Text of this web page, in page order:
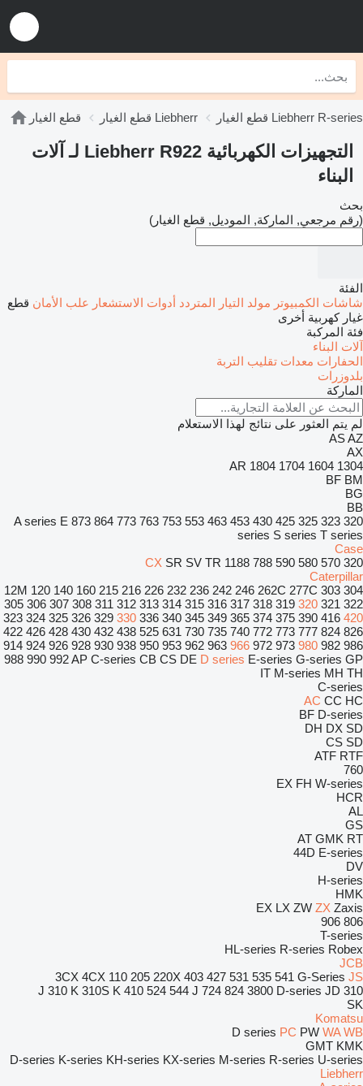
قطع الغيار قطع الغيار Liebherr قطع الغيار Liebherr R-series
التجهيزات الكهربائية Liebherr R922 لـ آلات
البناء
بحث
(رقم مرجعي, الماركة, الموديل, قطع الغيار)
الفئة
شاشات الكمبيوتر مولد التيار المتردد أدوات الاستشعار علب الأمان قطع
غيار كهربية أخرى
فئة المركبة
آلات البناء
الحفارات معدات تقليب التربة
بلدوزرات
الماركة
لم يتم العثور على نتائج لهذا الاستعلام
ASAZ
AX
1304
1604
1704
1804
AR
BF BM
BG
BB
320
323
325
425
430
453
463
553
753
763
773
864
873
A series E
series S series T series
Case
320
570
580
590
788
1188
CX SR SV TR
Caterpillar
12M 120 140 160 215 216 226 232 236 242 246 262C 277C 303 304
305 306 307 308 311 312 313 314 315 316 317 318 319 320 321 322
323 324 325 326 329 330 336 340 345 349 365 374 375 390 416 420
422 426 428 430 432 438 525 631 730 735 740 772 773 777 824 826
914 924 926 928 930 938 950 953 962 963 966 972 973 980 982 986
988 990 992AP C-series CB CS DE D series E-series G-series GP
IT M-series MH TH
C-series
AC CC HC
BF D-series
DH DX SD
CS SD
ATF RTF
760
EX FH W-series
HCR
AL
GS
AT GMK RT
44D E-series
DV
H-series
HMK
EX LX ZW ZX Zaxis
806
906
T-series
HL-series R-series Robex
JCB
3CX 4CX 110 205 220X 403 427 531 535 541 G-Series JS
310 J
310 K 310S K 410 524 544 J 724 824 3800 D-series JD
SK
Komatsu
D series PC PW WA WB
GMT KMK
D-series K-series KH-series KX-series M-series R-series U-series
Liebherr